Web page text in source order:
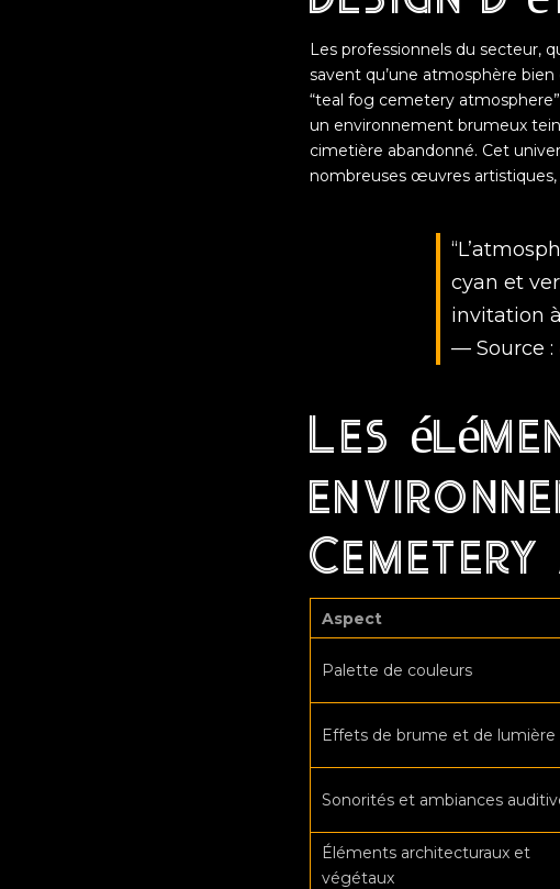
Les professionnels du secteur,
savent qu’une atmosphère
“teal fog cemetery atmosphere
un environnement brumeux
cimetière abandonné. Cet
nombreuses œuvres
cyan et
invitation
— Source :
Les
Cemetery
Aspect
Palette de couleurs
Effets de brume et de lumière
Sonorités et ambiances
Éléments architecturaux et
végétaux